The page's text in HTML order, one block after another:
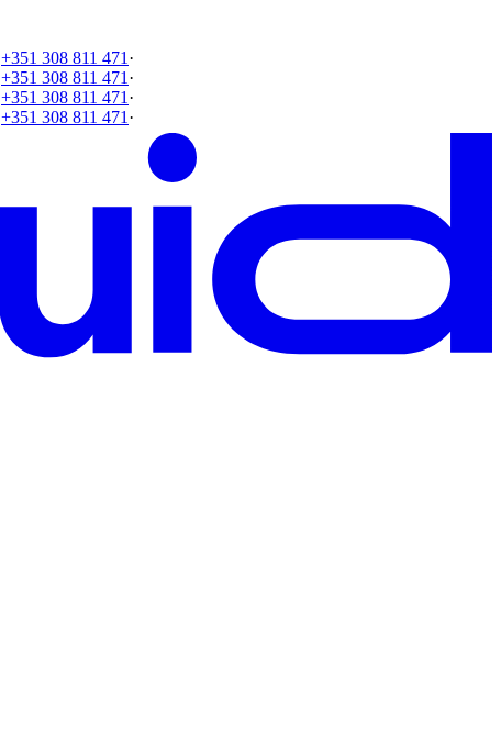
+351 308 811 471 ·
+351 308 811 471 ·
+351 308 811 471 ·
+351 308 811 471 ·